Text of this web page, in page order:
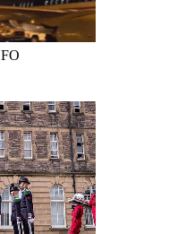
墙之内：探访泰国重刑犯监狱
万英尺高空下的地球 没想到竟
如此美丽